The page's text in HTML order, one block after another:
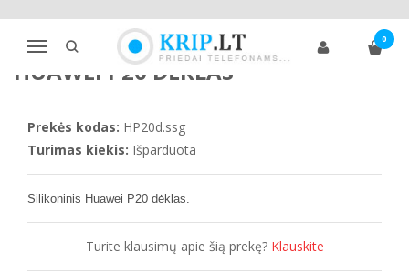
Navigacija
0
Pagrindinis Telefonų dėklai Huawei P20 Huawei P20 dėklas
HUAWEI P20 DĖKLAS
Prekės kodas: HP20d.ssg
Turimas kiekis: Išparduota
Silikoninis Huawei P20 dėklas.
Turite klausimų apie šią prekę? Klauskite